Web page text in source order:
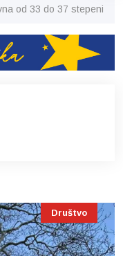
od 33 do 37 stepeni
Društvo